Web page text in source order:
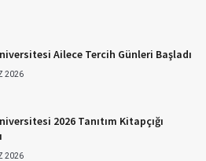
Ailece Tercih Günleri Başladı
2026
2026 Tanıtım Kitapçığı
2026